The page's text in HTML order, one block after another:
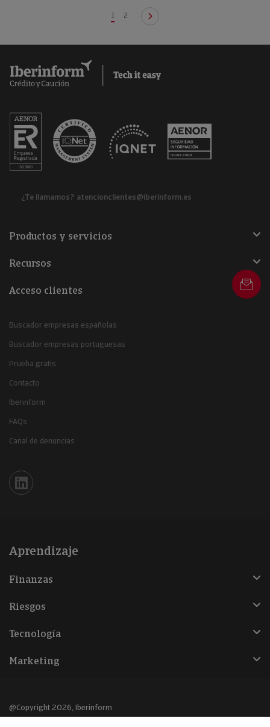
1 2
¿Te llamamos? atencionclientes@iberinform.es
Productos y servicios
Recursos
Acceso clientes
Buscador empresas españolas
Buscador empresas portuguesas
Prueba gratis
Contacto
Iberinform
FAQs
Canal de denuncias
Iberinform en Linkedin
Aprendizaje
Finanzas
Riesgos
Tecnología
Marketing
@Copyright 2026, Iberinform